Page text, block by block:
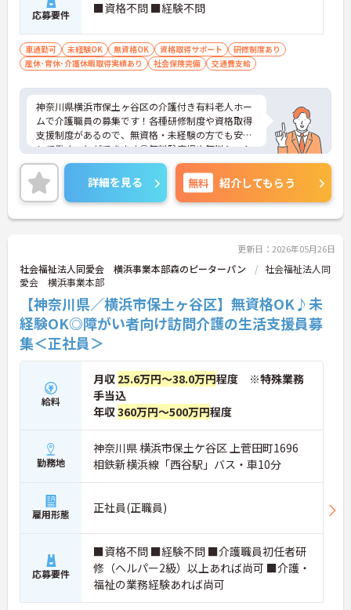
応募要件 ■資格不問 ■経験不問
車通勤可 未経験OK 無資格OK 資格取得サポート
研修制度あり
産休･育休･介護休暇取得実績あり
社会保険完備 交通費支給
神奈川県横浜市保土ヶ谷区の介護付き有料老人ホー
ムで介護職員の募集です！各種研修制度や資格取得
支援制度があるので、無資格・未経験の方でも安心
して働くことができます◎無料駐車場や無料シャト
ルバスがあるのもうれしいポイント♪ご興味のある
方は、面接ポイントをお伝えしますので、お気軽に
ご連絡ください。
詳細を見る 無料 紹介してもらう
更新日：2026年05月26日
社会福祉法人同愛会 横浜事業本部森のピーターパン
社会福祉法人同
愛会 横浜事業本部
【神奈川県／横浜市保土ヶ谷区】無資格OK♪未
経験OK◎障がい者向け訪問介護の生活支援員募
集＜正社員＞
給料
月収 25.6万円～38.0万円程度 ※特殊業務
手当込
年収360万円～500万円程度
勤務地
神奈川県 横浜市保土ケ谷区 上菅田町1696
相鉄新横浜線「西谷駅」バス・車10分
雇用形態 正社員(正職員)
応募要件
■資格不問 ■経験不問 ■介護職員初任者研
修（ヘルパー2級）以上あれば尚可 ■介護・
福祉の業務経験あれば尚可